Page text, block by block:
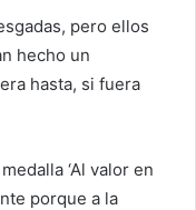
pero ellos
hecho un
hasta, si fuera
‘Al valor en
porque a la